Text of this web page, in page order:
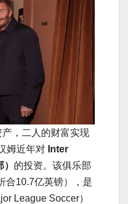
，二人的财富实现
姆近年对 Inter
的投资。该俱乐部
合10.7亿英镑），是
League Soccer）